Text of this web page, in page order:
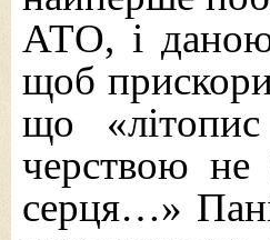
АТО, і даною
щоб
що
черствою не
серця…»